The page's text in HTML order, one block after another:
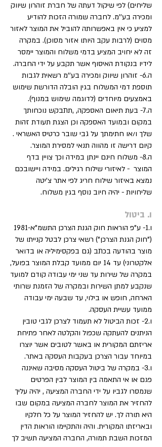
שליחים) לפי שיקול דעתה של חברת זוהרון שיווק
ומכירה בע''מ. לחברה שמורה הזכות להודיע
למציע כי אין באפשרותה להוביל את המוצר לאזור
מסוים (לרבות עקב היותו אזור מסוכן). במקרה
זה לא יחויב המציע בדמי משלוח והמוצר יימסר
לידיו בנקודת האיסוף אשר תקבע על ידי החברה.
ה.6- זוהרון שיווק ומכירה בע''מ רשאית לגבות
תוספת דמי המשלוח בגין הובלה הדורשת שימוש
באמצעים מיוחדים (לדוגמה שימוש במנוף).
ה.7- בעת תיאום האספקה, ,תתבקש נוכחותך
במקום ובמועד האספקה וכן הצגת תעודת זהות
שלך ו/או חתימתך על גבי שובר כרטיס האשראי .
קיום דרישה זו מהווה תנאי למסירת המוצר.
ה.8- משלוח חינם יינתן במידה וכך צויין בדף
המוצר - לאיזורי שילוח רגילים. במידה ויישובכם
נמצא באיזור שילוח חריג לפי אתר צ'יטה
שליחויות - יהיה חיוב נוסף בגין משלוח.
ו. ביטול
ו.1- ע"פ הוראות חוק הגנת הצרכן התשמ"א-1981
("חוק הגנת הצרכן") רשאי צרכן לבטל קנייתו של
מוצר בהודעה בכתב (גם בפקסימיליה או בדואר
אלקטרוני) עד 14 יום ממועד קבלת המוצר בפועל,
במקרה של שירות עד שני ימי עבודה קודם למועד
שנקבע למתן השירות ובמקרה של הזמנת שרותי
הארחה, חופש או בילוי, עד שבעה ימי עבודה
ממועד עשיית העסקה.
ו.2- זכות הביטול לא תעמוד לצרכן לגבי טובין
הניתנים להעתקה שכפול והקלטה לאחר פתיחת
אריזתם המקורית או באשר לטובים אשר יוצרו
במיוחד עבור הצרכן בעקבות העסקה באתר.
ו.3- במקרה של ביטול העסקה מסיבה שאיננה
פגם או אי התאמה בין המוצר לבין הפרטים
שנמסרו לגביו על ידי החברה המציעה , יהיה עליך
להחזיר את המוצר לחברה המציעה במקום שבו
היא תורה לך. יש להחזיר המוצר על כל חלקיו
ובאריזתו המקורית. והיה והתקיימו הוראות הדין
המזכות השבת תמורה, החברה המציעה תשיב לך